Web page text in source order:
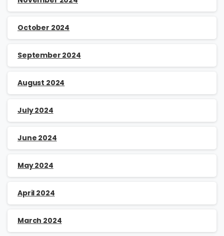
October 2024
September 2024
August 2024
July 2024
June 2024
May 2024
April 2024
March 2024